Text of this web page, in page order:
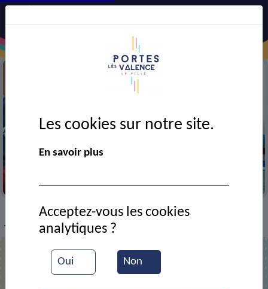
> VIE MUNICIPALE > Ressources documentaires
Tournoi de tennis de table
Les cookies sur notre site.
En savoir plus
Oui Non
Acceptez-vous les cookies
analytiques ?